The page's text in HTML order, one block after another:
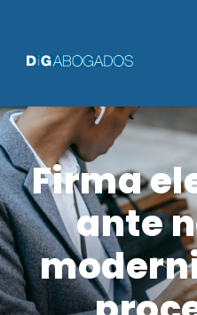
Firma
ante